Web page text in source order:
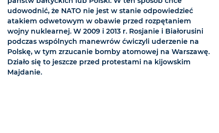
udowodnić, że NATO nie jest w stanie odpowiedzieć
atakiem odwetowym w obawie przed rozpętaniem
wojny nuklearnej. W 2009 i 2013 r. Rosjanie i Białorusini
podczas wspólnych manewrów ćwiczyli uderzenie na
Polskę, w tym zrzucanie bomby atomowej na Warszawę.
Działo się to jeszcze przed protestami na kijowskim
Majdanie.